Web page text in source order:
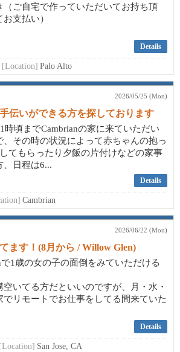
（ご自宅で作っていただいてお持ち頂
支払い）
Details
[Location] Palo Alto
2026/05/25 (Mon)
伝いができる方を探しております
時頃までCambrianの家に来ていただい
その時の状況によって赤ちゃんの抱っ
てもらったり夕飯の片付けなどの家事
、日程は6...
Details
Cambrian
2026/06/22 (Mon)
ます！(8月から / Willow Glen)
1歳の女の子の面倒をみていただける
いてる方だといいのですが、月・水・
リモートでお仕事をしてる間来ていた
Details
[Location] San Jose, CA